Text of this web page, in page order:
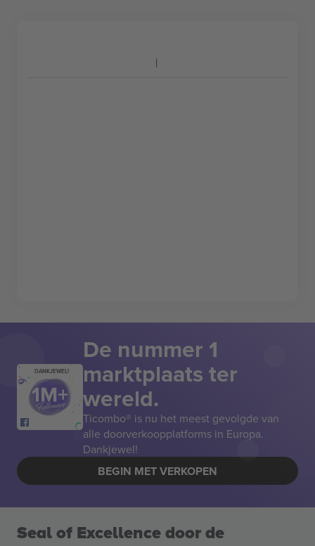
DANKJEWEL!
De nummer 1
marktplaats ter
wereld.
Ticombo® is nu het meest gevolgde van
alle doorverkoopplatforms in Europa.
Dankjewel!
BEGIN MET VERKOPEN
Seal of Excellence door de